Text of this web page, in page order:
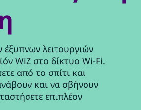
λειτουργιών
WiZ στο δίκτυο Wi-Fi.
από το σπίτι και
και να σβήνουν
επιπλέον